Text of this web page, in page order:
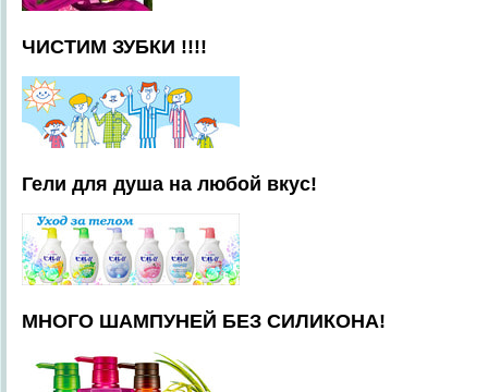
ЧИСТИМ ЗУБКИ !!!!
Гели для душа на любой вкус!
МНОГО ШАМПУНЕЙ БЕЗ СИЛИКОНА!